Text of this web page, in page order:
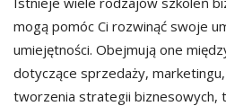
mogą pomóc Ci rozwinąć swoje
umiejętności. Obejmują one
dotyczące sprzedaży,
tworzenia strategii biznesowych,